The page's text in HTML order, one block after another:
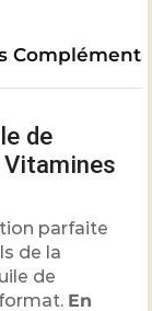
de
Vitamines
parfaite
de la
de
En